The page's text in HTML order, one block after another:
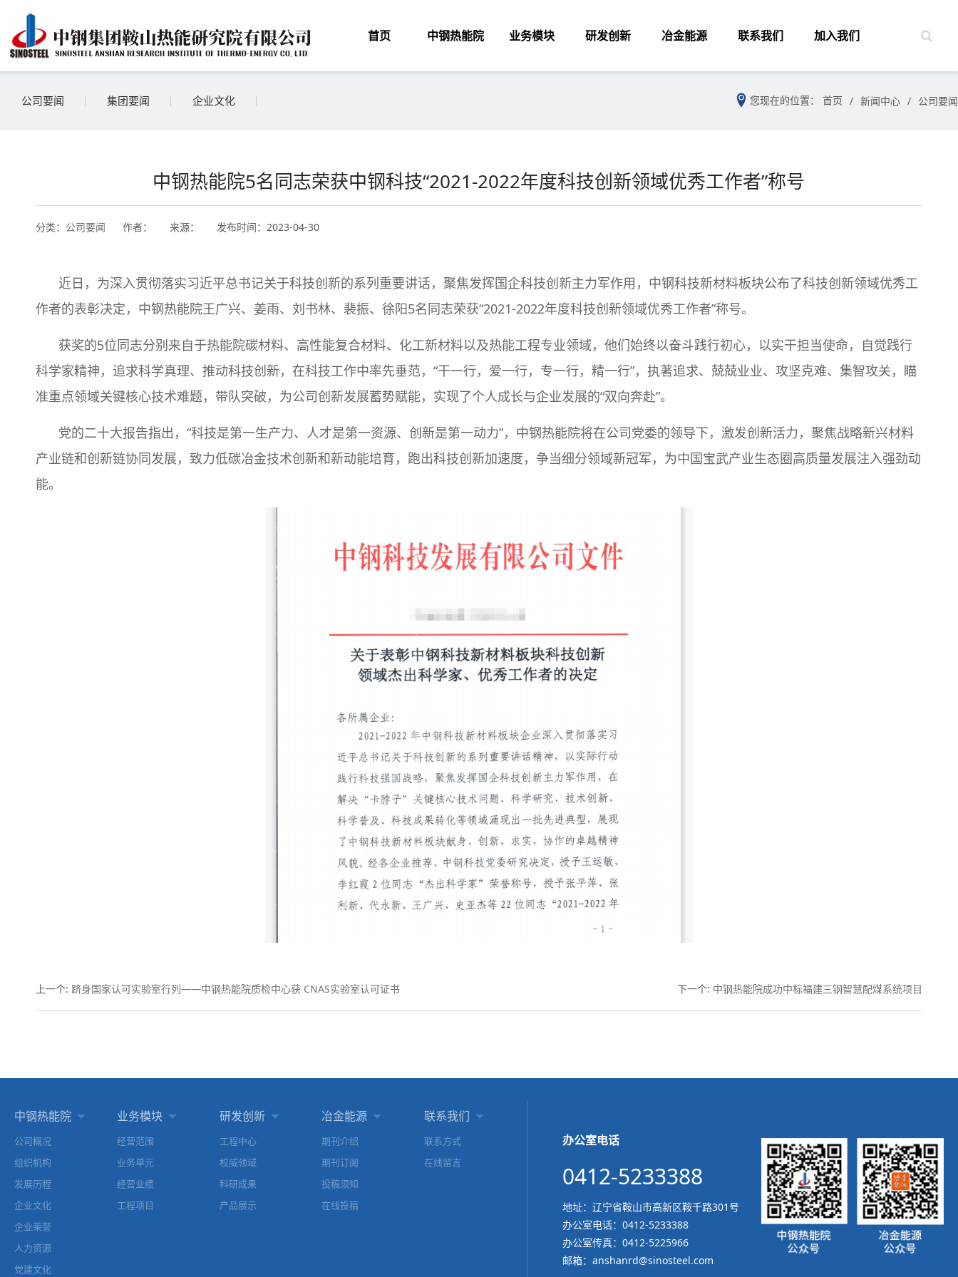
首页 中钢热能院 业务模块 研发创新 冶金能源 联系我们 加入我们 
公司要闻 集团要闻 企业文化 您现在的位置： 首页 / 新闻中心 / 公司要闻
中钢热能院5名同志荣获中钢科技“2021-2022年度科技创新领域优秀工作者”称号
分类： 公司要闻 作者： 来源： 发布时间：2023-04-30
近日，为深入贯彻落实习近平总书记关于科技创新的系列重要讲话，聚焦发挥国企科技创新主力军作用，中钢科技新材料板块公布了科技创新领域优秀工
作者的表彰决定，中钢热能院王广兴、姜雨、刘书林、裴振、徐阳5名同志荣获“2021-2022年度科技创新领域优秀工作者”称号。
获奖的5位同志分别来自于热能院碳材料、高性能复合材料、化工新材料以及热能工程专业领域，他们始终以奋斗践行初心，以实干担当使命，自觉践行
科学家精神，追求科学真理、推动科技创新，在科技工作中率先垂范，“干一行，爱一行，专一行，精一行”，执著追求、兢兢业业、攻坚克难、集智攻关，瞄
准重点领域关键核心技术难题，带队突破，为公司创新发展蓄势赋能，实现了个人成长与企业发展的“双向奔赴”。
党的二十大报告指出，“科技是第一生产力、人才是第一资源、创新是第一动力”，中钢热能院将在公司党委的领导下，激发创新活力，聚焦战略新兴材料
产业链和创新链协同发展，致力低碳冶金技术创新和新动能培育，跑出科技创新加速度，争当细分领域新冠军，为中国宝武产业生态圈高质量发展注入强劲动
能。
上一个: 跻身国家认可实验室行列——中钢热能院质检中心获 CNAS实验室认可证书 下一个: 中钢热能院成功中标福建三钢智慧配煤系统项目
中钢热能院 
公司概况
组织机构
发展历程
企业文化
企业荣誉
人力资源
党建文化
业务模块 
经营范围
业务单元
经营业绩
工程项目
研发创新 
工程中心
权威领域
科研成果
产品展示
冶金能源 
期刊介绍
期刊订阅
投稿须知
在线投稿
联系我们 
联系方式
在线留言
办公室电话
0412-5233388
地址：辽宁省鞍山市高新区鞍千路301号
办公室电话：0412-5233388
办公室传真：0412-5225966
邮箱：anshanrd@sinosteel.com